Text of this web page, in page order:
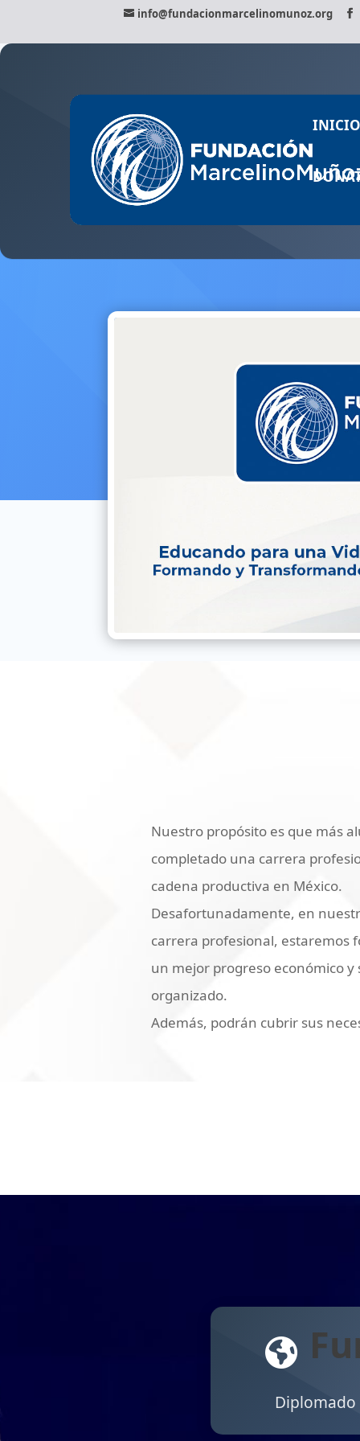
info@fundacionmarcelinomunoz.org
INICIO
Nuestro propósito es que más
completado una carrera
cadena productiva en México.
Desafortunadamente, en
carrera profesional, estaremos
un mejor progreso económico
organizado.
Además, podrán cubrir sus
Diplomado